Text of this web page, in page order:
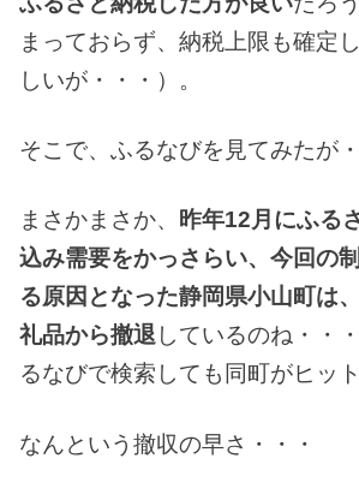
まっておらず、納税上限も確定
しいが・・・）。
そこで、ふるなびを見てみたが
まさかまさか、 昨年12月にふる
込み需要をかっさらい、今回の
る原因となった静岡県小山町は
礼品から撤退しているのね・・
るなびで検索しても同町がヒッ
なんという撤収の早さ・・・